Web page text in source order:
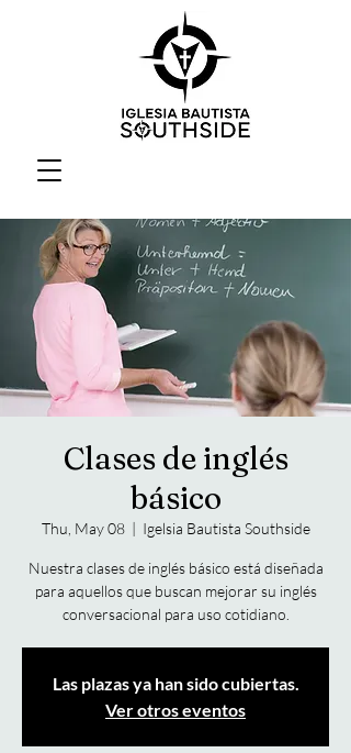
Clases de inglés
básico
Thu, May 08
  |
Igelsia Bautista Southside
Nuestra clases de inglés básico está diseñada
para aquellos que buscan mejorar su inglés
conversacional para uso cotidiano.
Las plazas ya han sido cubiertas.
Ver otros eventos